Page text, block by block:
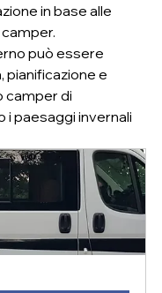
in base alle
può essere
pianificazione e
camper di
i paesaggi invernali